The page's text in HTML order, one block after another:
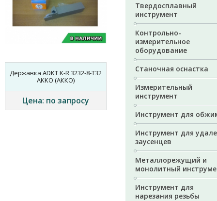
Державка ADKT K-R 3232-8-T32
AKKO (АККО)
Цена: по запросу
Твердосплавный
инструмент
Контрольно-
измерительное
оборудование
Станочная оснастка
Измерительный
инструмент
Инструмент для
Инструмент для
заусенцев
Металлорежущий и
монолитный
Инструмент для
нарезания резьбы